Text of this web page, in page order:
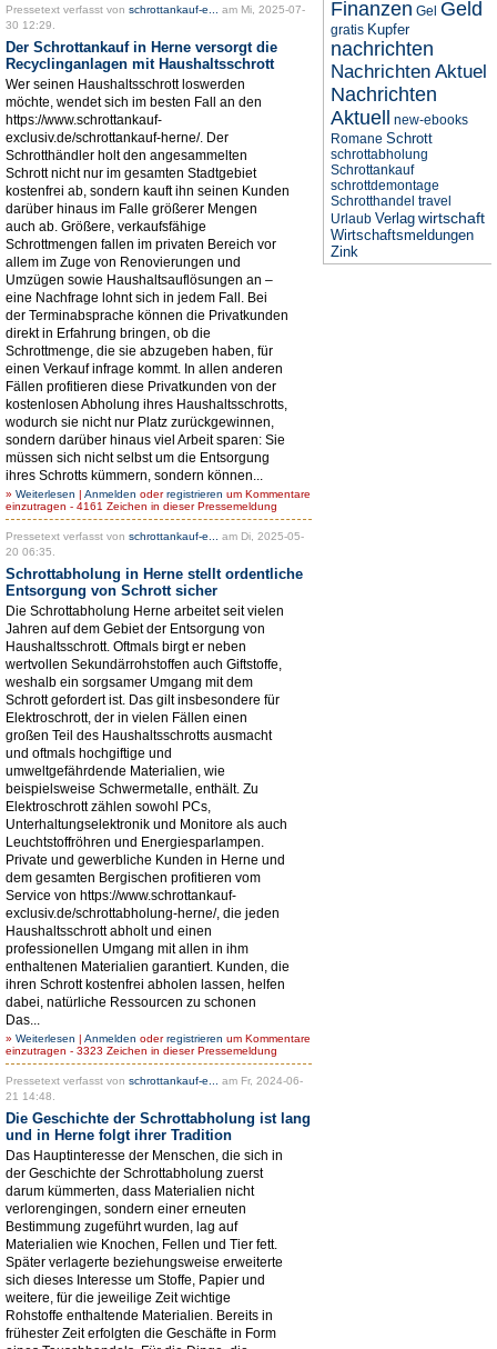
Pressetext verfasst von schrottankauf-e...
am Mi, 2025-07-
30 12:29.
Der Schrottankauf in Herne versorgt die
Recyclinganlagen mit Haushaltsschrott
Wer seinen Haushaltsschrott loswerden
möchte, wendet sich im besten Fall an den
https://www.schrottankauf-
exclusiv.de/schrottankauf-herne/. Der
Schrotthändler holt den angesammelten
Schrott nicht nur im gesamten Stadtgebiet
kostenfrei ab, sondern kauft ihn seinen Kunden
darüber hinaus im Falle größerer Mengen
auch ab. Größere, verkaufsfähige
Schrottmengen fallen im privaten Bereich vor
allem im Zuge von Renovierungen und
Umzügen sowie Haushaltsauflösungen an –
eine Nachfrage lohnt sich in jedem Fall. Bei
der Terminabsprache können die Privatkunden
direkt in Erfahrung bringen, ob die
Schrottmenge, die sie abzugeben haben, für
einen Verkauf infrage kommt. In allen anderen
Fällen profitieren diese Privatkunden von der
kostenlosen Abholung ihres Haushaltsschrotts,
wodurch sie nicht nur Platz zurückgewinnen,
sondern darüber hinaus viel Arbeit sparen: Sie
müssen sich nicht selbst um die Entsorgung
ihres Schrotts kümmern, sondern können...
» Weiterlesen | Anmelden oderregistrieren um Kommentare
einzutragen - 4161 Zeichen in dieser Pressemeldung
Pressetext verfasst von schrottankauf-e...
am Di, 2025-05-
20 06:35.
Schrottabholung in Herne stellt ordentliche
Entsorgung von Schrott sicher
Die Schrottabholung Herne arbeitet seit vielen
Jahren auf dem Gebiet der Entsorgung von
Haushaltsschrott. Oftmals birgt er neben
wertvollen Sekundärrohstoffen auch Giftstoffe,
weshalb ein sorgsamer Umgang mit dem
Schrott gefordert ist. Das gilt insbesondere für
Elektroschrott, der in vielen Fällen einen
großen Teil des Haushaltsschrotts ausmacht
und oftmals hochgiftige und
umweltgefährdende Materialien, wie
beispielsweise Schwermetalle, enthält. Zu
Elektroschrott zählen sowohl PCs,
Unterhaltungselektronik und Monitore als auch
Leuchtstoffröhren und Energiesparlampen.
Private und gewerbliche Kunden in Herne und
dem gesamten Bergischen profitieren vom
Service von https://www.schrottankauf-
exclusiv.de/schrottabholung-herne/, die jeden
Haushaltsschrott abholt und einen
professionellen Umgang mit allen in ihm
enthaltenen Materialien garantiert. Kunden, die
ihren Schrott kostenfrei abholen lassen, helfen
dabei, natürliche Ressourcen zu schonen
Das...
» Weiterlesen | Anmelden oderregistrieren um Kommentare
einzutragen - 3323 Zeichen in dieser Pressemeldung
Pressetext verfasst von schrottankauf-e...
am Fr, 2024-06-
21 14:48.
Die Geschichte der Schrottabholung ist lang
und in Herne folgt ihrer Tradition
Das Hauptinteresse der Menschen, die sich in
der Geschichte der Schrottabholung zuerst
darum kümmerten, dass Materialien nicht
verlorengingen, sondern einer erneuten
Bestimmung zugeführt wurden, lag auf
Materialien wie Knochen, Fellen und Tier fett.
Später verlagerte beziehungsweise erweiterte
sich dieses Interesse um Stoffe, Papier und
weitere, für die jeweilige Zeit wichtige
Rohstoffe enthaltende Materialien. Bereits in
frühester Zeit erfolgten die Geschäfte in Form
Finanzen Gel Geld
gratis Kupfer
nachrichten
Nachrichten Aktuel
Nachrichten
Aktuell
new-ebooks
Romane Schrott
schrottabholung
Schrottankauf
schrottdemontage
Schrotthandel travel
Urlaub Verlag wirtschaft
Wirtschaftsmeldungen
Zink